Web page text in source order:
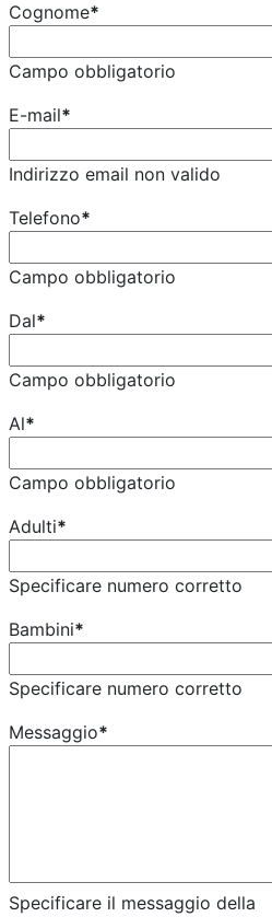
Cognome*
Campo obbligatorio
E-mail*
Indirizzo email non valido
Telefono*
Campo obbligatorio
Dal*
Campo obbligatorio
Al*
Campo obbligatorio
Adulti*
Specificare numero corretto
Bambini*
Specificare numero corretto
Messaggio*
Specificare il messaggio della